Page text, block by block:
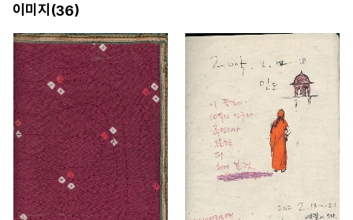
이미지(36)